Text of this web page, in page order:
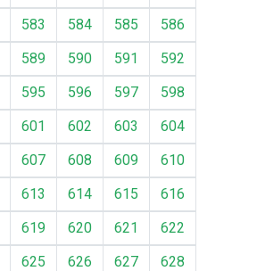
583 584 585
586
589 590 591
592
595 596 597
598
601 602 603
604
607 608 609
610
613 614 615
616
619 620 621
622
625 626 627
628